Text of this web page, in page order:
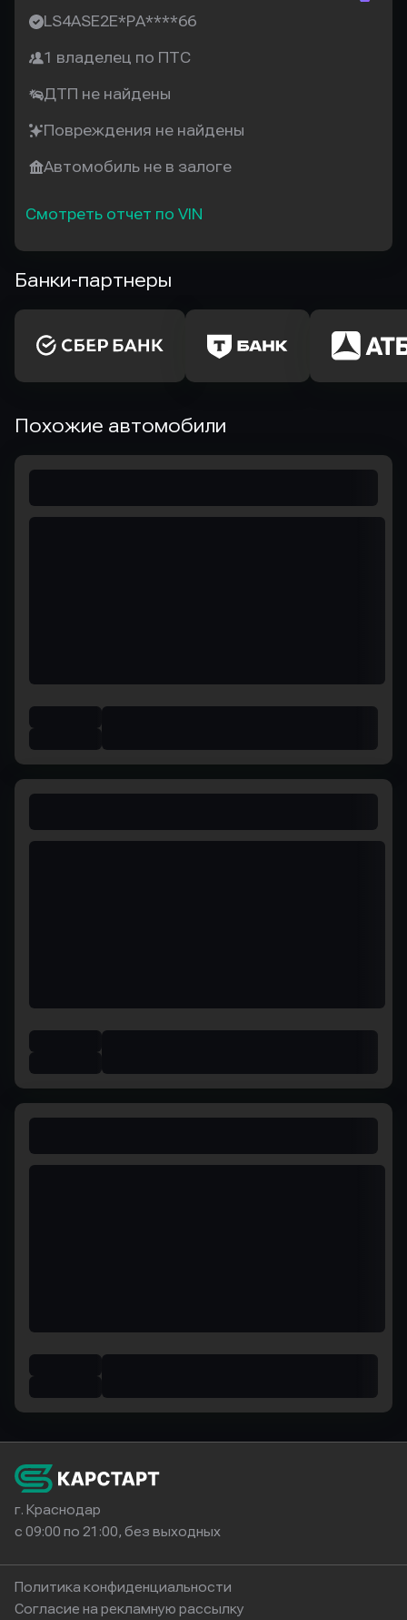
LS4ASE2E*PA****66
1 владелец по ПТС
ДТП не найдены
Повреждения не найдены
Автомобиль не в залоге
Смотреть отчет по VIN
Банки-партнеры
Похожие автомобили
г. Краснодар
с 09:00 по 21:00, без выходных
Политика конфиденциальности
Согласие на рекламную рассылку